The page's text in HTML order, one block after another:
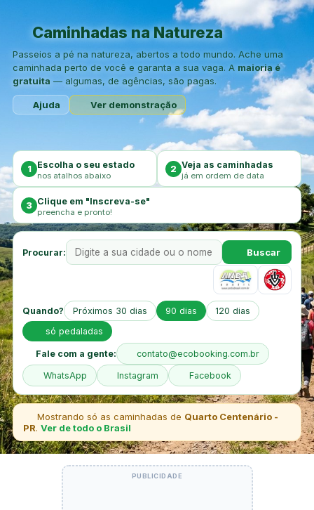
Caminhadas na Natureza
Passeios a pé na natureza, abertos a todo mundo. Ache uma
caminhada perto de você e garanta a sua vaga. A maioria é
gratuita — algumas, de agências, são pagas.
Ajuda Ver demonstração
1 Escolha o seu estado
nos atalhos abaixo
2 Veja as caminhadas
já em ordem de data
3 Clique em "Inscreva-se"
preencha e pronto!
Procurar: Buscar
Quando? Próximos 30 dias 90 dias
120 dias
só pedaladas
Fale com a gente: contato@ecobooking.com.br
WhatsApp Instagram Facebook
Mostrando só as caminhadas de Quarto Centenário -
PR. Ver de todo o Brasil